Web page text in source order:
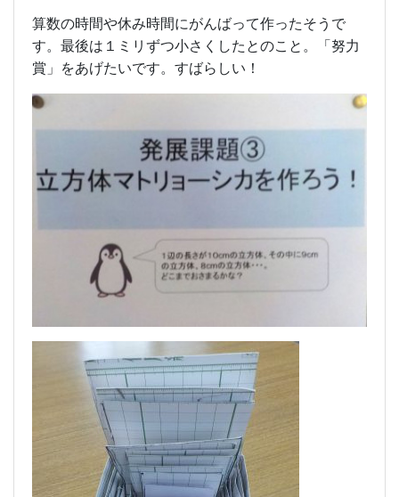
算数の時間や休み時間にがんばって作ったそうで
す。最後は１ミリずつ小さくしたとのこと。「努力
賞」をあげたいです。すばらしい！